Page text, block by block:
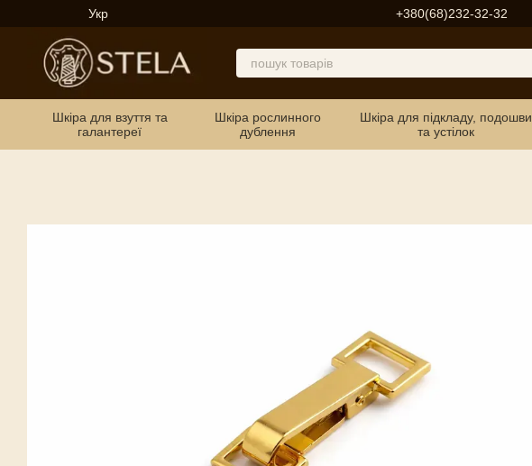
Перейти до основного контенту
Укр +380(68)232-32-32
Шкіра для взуття та
галантереї
Шкіра рослинного
дублення
Шкіра для підкладу, подошви
та устілок